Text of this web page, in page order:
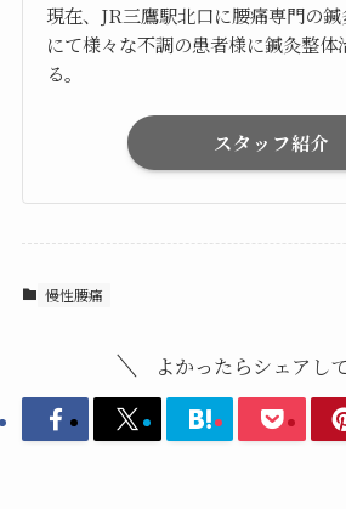
現在、JR三鷹駅北口に腰痛専門の
にて様々な不調の患者様に鍼灸整体
る。
スタッフ紹介
慢性腰痛
よかったらシェアし